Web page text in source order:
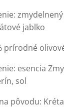
jablko
prírodné
esencia
sol
pôvodu: